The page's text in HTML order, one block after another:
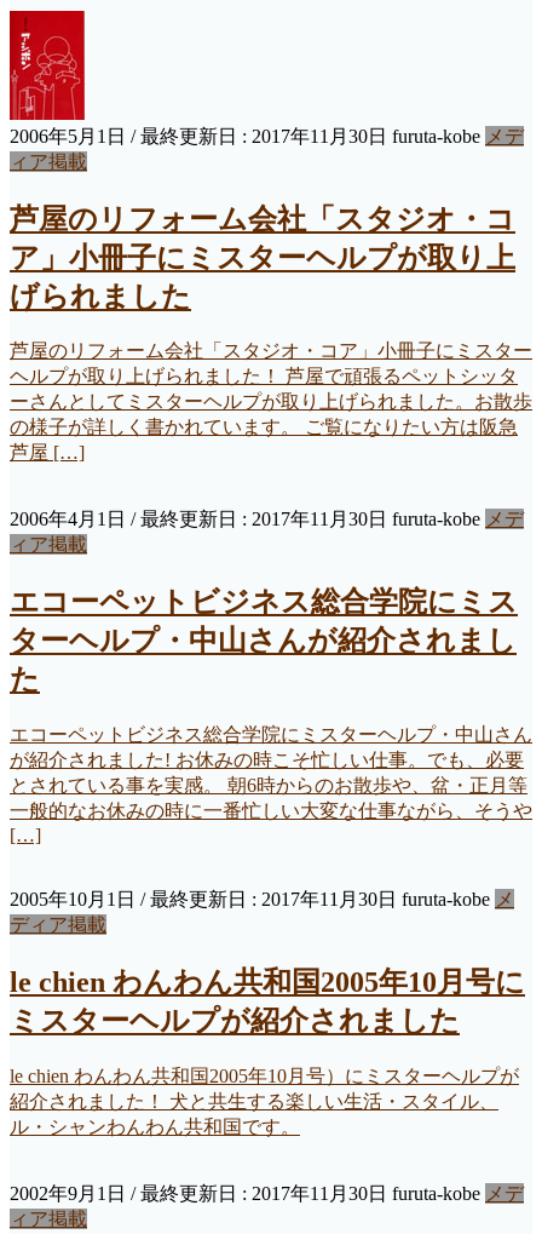
2006年5月1日 / 最終更新日 : 2017年11月30日 furuta-kobe メデ
ィア掲載
芦屋のリフォーム会社「スタジオ・コ
ア」小冊子にミスターヘルプが取り上
げられました
芦屋のリフォーム会社「スタジオ・コア」小冊子にミスター
ヘルプが取り上げられました！ 芦屋で頑張るペットシッタ
ーさんとしてミスターヘルプが取り上げられました。お散歩
の様子が詳しく書かれています。 ご覧になりたい方は阪急
芦屋 […]
2006年4月1日 / 最終更新日 : 2017年11月30日 furuta-kobe メデ
ィア掲載
エコーペットビジネス総合学院にミス
ターヘルプ・中山さんが紹介されまし
た
エコーペットビジネス総合学院にミスターヘルプ・中山さん
が紹介されました! お休みの時こそ忙しい仕事。でも、必要
とされている事を実感。 朝6時からのお散歩や、盆・正月等
一般的なお休みの時に一番忙しい大変な仕事ながら、そうや
[…]
2005年10月1日 / 最終更新日 : 2017年11月30日 furuta-kobe メ
ディア掲載
le chien わんわん共和国2005年10月号に
ミスターヘルプが紹介されました
le chien わんわん共和国2005年10月号）にミスターヘルプが
紹介されました！ 犬と共生する楽しい生活・スタイル、
ル・シャンわんわん共和国です。
2002年9月1日 / 最終更新日 : 2017年11月30日 furuta-kobe メデ
ィア掲載